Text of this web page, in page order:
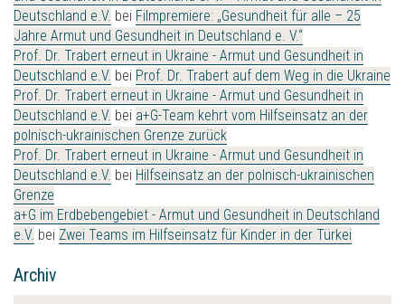
Deutschland e.V. bei Filmpremiere: „Gesundheit für alle – 25
Jahre Armut und Gesundheit in Deutschland e. V.“
Prof. Dr. Trabert erneut in Ukraine - Armut und Gesundheit in
Deutschland e.V. bei Prof. Dr. Trabert auf dem Weg in die Ukraine
Prof. Dr. Trabert erneut in Ukraine - Armut und Gesundheit in
Deutschland e.V. bei a+G-Team kehrt vom Hilfseinsatz an der
polnisch-ukrainischen Grenze zurück
Prof. Dr. Trabert erneut in Ukraine - Armut und Gesundheit in
Deutschland e.V. bei Hilfseinsatz an der polnisch-ukrainischen
Grenze
a+G im Erdbebengebiet - Armut und Gesundheit in Deutschland
e.V. bei Zwei Teams im Hilfseinsatz für Kinder in der Türkei
Archiv